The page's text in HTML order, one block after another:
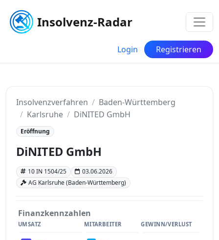
Insolvenz-Radar
Login Registrieren
Insolvenzverfahren
Baden-Württemberg
Karlsruhe
DiNITED GmbH
Eröffnung
DiNITED GmbH
10 IN 1504/25
03.06.2026
AG Karlsruhe (Baden-Württemberg)
Finanzkennzahlen
UMSATZ MITARBEITER GEWINN/VERLUST